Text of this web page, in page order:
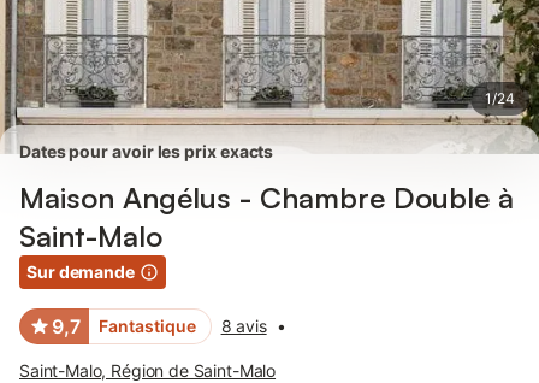
1/24
Dates pour avoir les prix exacts
Maison Angélus - Chambre Double à
Saint-Malo
Sur demande
9,7 Fantastique 8 avis •
Saint-Malo, Région de Saint-Malo